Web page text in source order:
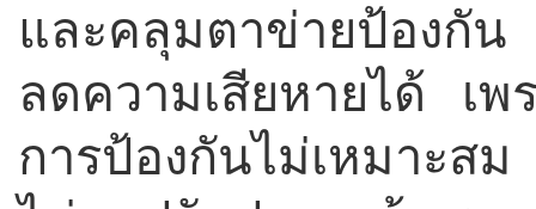
และคลุมตาข่ายป้องกัน
ลดความเสียหายได้ เ
การป้องกันไม่เหมาะส